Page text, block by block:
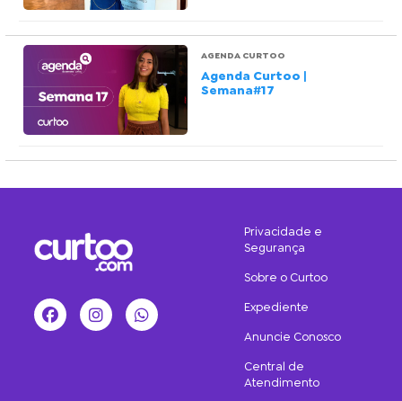
AGENDA CURTOO
Agenda Curtoo |
Semana#17
FacebookInstagramWhatsApp
Privacidade e
Segurança
Sobre o Curtoo
Expediente
Anuncie Conosco
Central de
Atendimento